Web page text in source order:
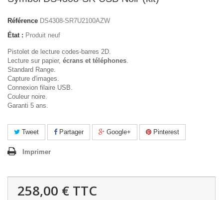
Référence DS4308-SR7U2100AZW
État : Produit neuf
Pistolet de lecture codes-barres 2D.
Lecture sur papier, écrans et téléphones.
Standard Range.
Capture d'images.
Connexion filaire USB.
Couleur noire.
Garanti 5 ans.
Tweet Partager Google+ Pinterest
Imprimer
258,00 € TTC